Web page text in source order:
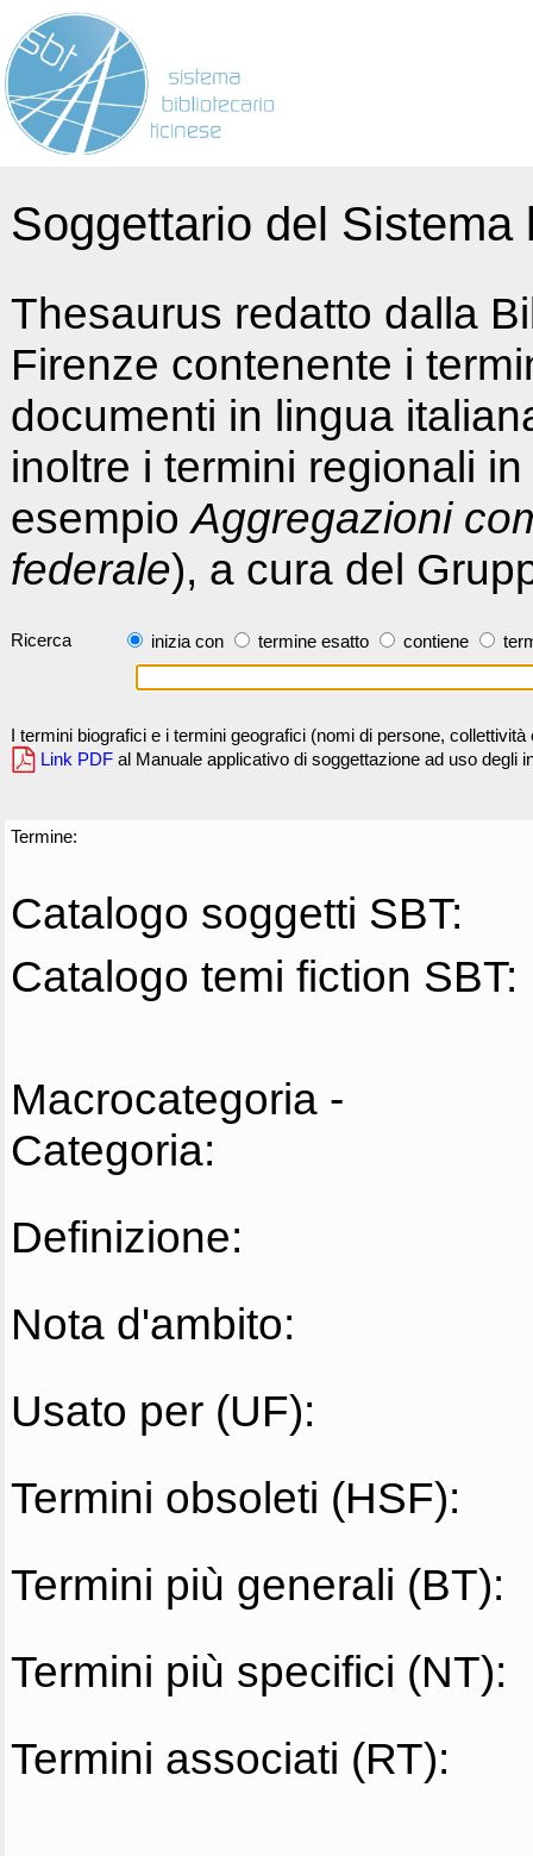
Soggettario del
Thesaurus redatto dalla
Firenze contenente i
documenti in lingua
inoltre i termini regionali
esempioAggregazioni
federale), a cura del
Ricerca inizia con termine esatto contiene
I termini biografici e i termini geografici (nomi di persone,
Link PDF al Manuale applicativo di soggettazione ad uso degli
Termine:
Catalogo soggetti SBT:
Catalogo temi fiction SBT:
Macrocategoria -
Categoria:
Definizione:
Nota d'ambito:
Usato per (UF):
Termini obsoleti (HSF):
Termini più generali (BT):
Termini più specifici (NT):
Termini associati (RT):